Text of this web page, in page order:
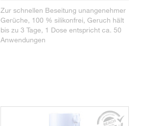
Zur schnellen Beseitung unangenehmer
Gerüche, 100 % silikonfrei, Geruch hält
bis zu 3 Tage, 1 Dose entspricht ca. 50
Anwendungen